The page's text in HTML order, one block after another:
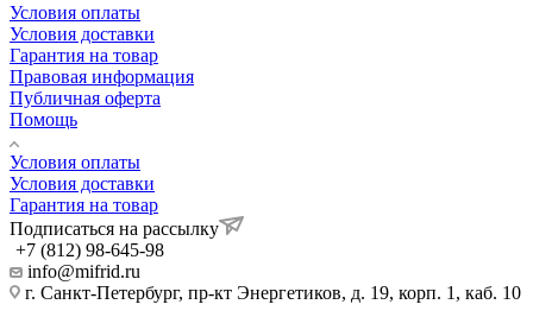
Условия оплаты
Условия доставки
Гарантия на товар
Правовая информация
Публичная оферта
Помощь
Условия оплаты
Условия доставки
Гарантия на товар
Подписаться на рассылку
+7 (812) 98-645-98
info@mifrid.ru
г. Санкт-Петербург, пр-кт Энергетиков, д. 19, корп. 1, каб. 10